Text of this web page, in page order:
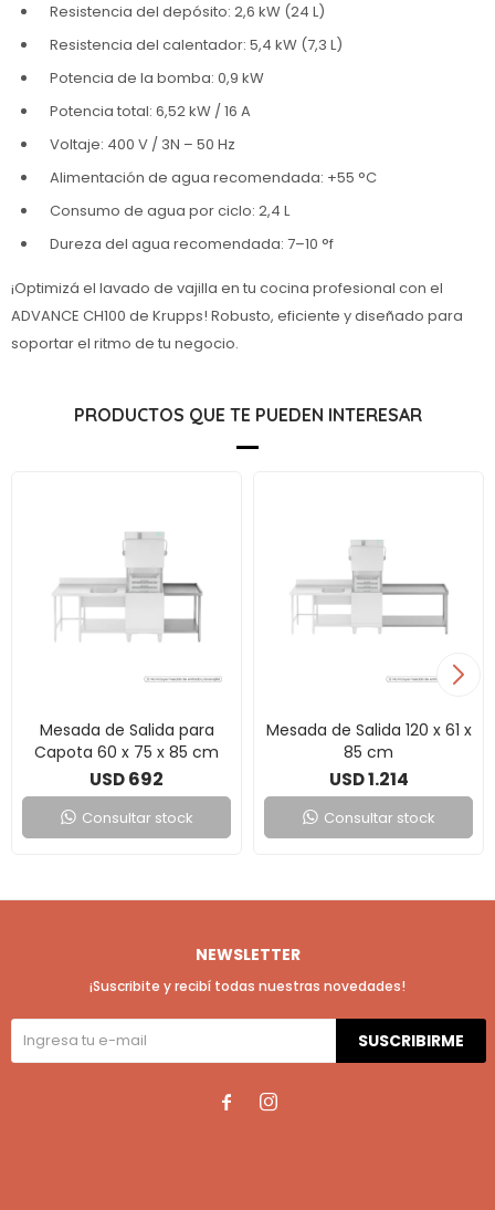
Resistencia del depósito: 2,6 kW (24 L)
Resistencia del calentador: 5,4 kW (7,3 L)
Potencia de la bomba: 0,9 kW
Potencia total: 6,52 kW / 16 A
Voltaje: 400 V / 3N – 50 Hz
Alimentación de agua recomendada: +55 °C
Consumo de agua por ciclo: 2,4 L
Dureza del agua recomendada: 7–10 °f
¡Optimizá el lavado de vajilla en tu cocina profesional con el
ADVANCE CH100 de Krupps! Robusto, eficiente y diseñado para
soportar el ritmo de tu negocio.
PRODUCTOS QUE TE PUEDEN INTERESAR
Mesada de Salida para
Capota 60 x 75 x 85 cm
USD692
Consultar stock
Mesada de Salida 120 x 61 x
85 cm
USD1.214
Consultar stock
NEWSLETTER
¡Suscribite y recibí todas nuestras novedades!
SUSCRIBIRME
 